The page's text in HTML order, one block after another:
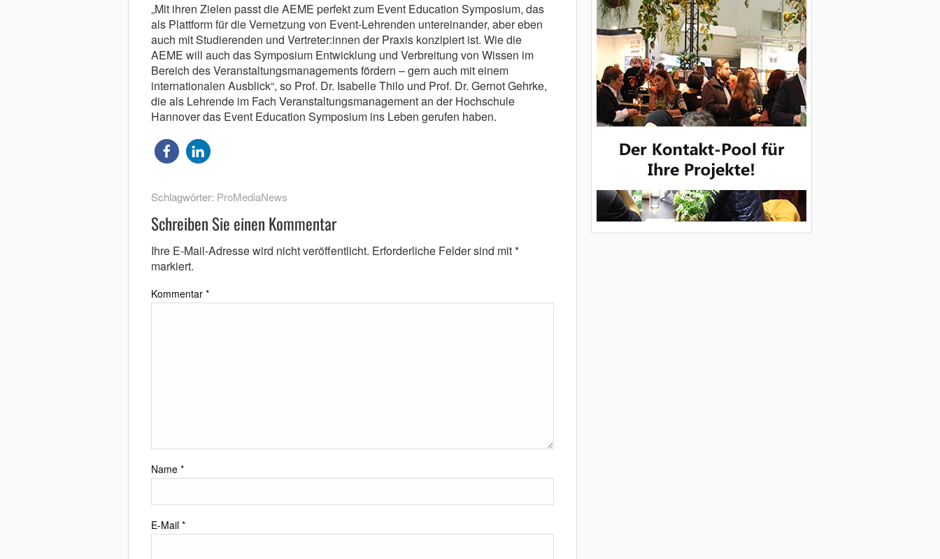
„Mit ihren Zielen passt die AEME perfekt zum Event Education Symposium, das
als Plattform für die Vernetzung von Event-Lehrenden untereinander, aber eben
auch mit Studierenden und Vertreter:innen der Praxis konzipiert ist. Wie die
AEME will auch das Symposium Entwicklung und Verbreitung von Wissen im
Bereich des Veranstaltungsmanagements fördern – gern auch mit einem
internationalen Ausblick“, so Prof. Dr. Isabelle Thilo und Prof. Dr. Gernot Gehrke,
die als Lehrende im Fach Veranstaltungsmanagement an der Hochschule
Hannover das Event Education Symposium ins Leben gerufen haben.
Schlagwörter: ProMediaNews
Schreiben Sie einen Kommentar
Ihre E-Mail-Adresse wird nicht veröffentlicht. Erforderliche Felder sind mit*
markiert.
Kommentar *
Name *
E-Mail *